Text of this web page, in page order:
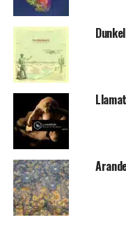
luminothérapie bien
quotidienne.
SUJETS ASSOCIÉS: